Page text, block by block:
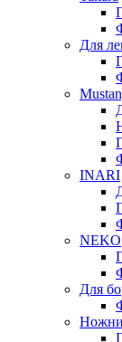
Для
INARI
NEKO
Для